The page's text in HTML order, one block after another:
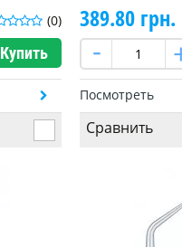
(0)
Купить
389.80 грн.
Посмотреть
Сравнить